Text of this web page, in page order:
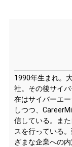
1990年生まれ。
社。その後サイ
在はサイバーエ
しつつ、
信している。ま
スを行っている
ざまな企業への内